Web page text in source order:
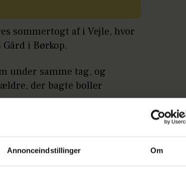
Annonceindstillinger Om
sommertogt af i Vejle, hvor
i Børkop.
under samme tag, og
der bagte boller
og Vejle herunder...